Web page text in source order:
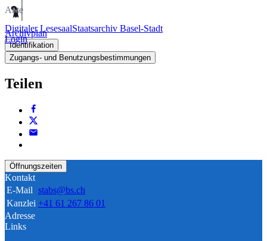
Digitaler LesesaalStaatsarchiv Basel-Stadt
Login
Akte
Archivplan
Identifikation
Zugangs- und Benutzungsbestimmungen
Teilen
Öffnungszeiten
Kontakt
E-Mail stabs@bs.ch
Kanzlei +41 61 267 86 01
Adresse
Links